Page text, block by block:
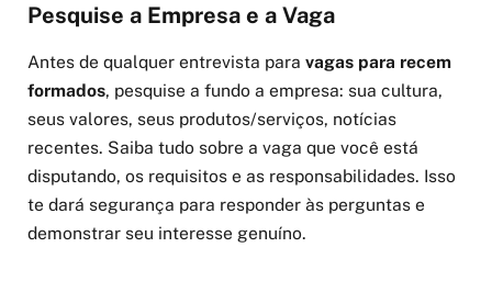
Pesquise a Empresa e a Vaga
Antes de qualquer entrevista para vagas para recem
formados, pesquise a fundo a empresa: sua cultura,
seus valores, seus produtos/serviços, notícias
recentes. Saiba tudo sobre a vaga que você está
disputando, os requisitos e as responsabilidades. Isso
te dará segurança para responder às perguntas e
demonstrar seu interesse genuíno.